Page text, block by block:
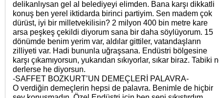
delikanlıysan gel al belediyeyi elimden. Bana karşı dikkatli
konuş ben yerel iktidarda birinci partiyim. Sen madem çok
dürüst, iyi bir milletvekilisin? 2 milyon 400 bin metre kare
arsa peşkeş çekildi diyorum sana bir daha söylüyorum. 15
dönümde benim yerim var, aldılar gittiler, vatandaşların
zilliyeti var. Hadi bununla uğraşsana. Endüstri bölgesine
karşı çıkamıyorsun, yukarıdan sıkıyorlar, sıkar biraz. Tabiki
derlerse he diyorsun.
-SAFFET BOZKURT’UN DEMEÇLERİ PALAVRA-
O verdiğin demeçlerin hepsi de palavra. Benimle de hiçbir